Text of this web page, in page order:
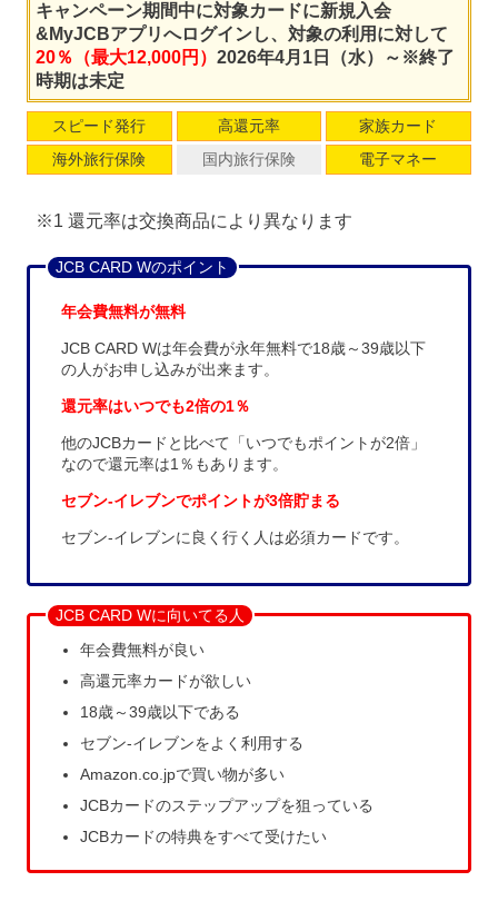
キャンペーン期間中に対象カードに新規入会
&MyJCBアプリへログインし、対象の利用に対して
20％（最大12,000円） 2026年4月1日（水）～※終了
時期は未定
スピード発行 高還元率
家族カード
海外旅行保険
国内旅行保険 電子マネー
※1 還元率は交換商品により異なります
JCB CARD Wのポイント
年会費無料が無料
JCB CARD Wは年会費が永年無料で18歳～39歳以下
の人がお申し込みが出来ます。
還元率はいつでも2倍の1％
他のJCBカードと比べて「いつでもポイントが2倍」
なので還元率は1％もあります。
セブン-イレブンでポイントが3倍貯まる
セブン-イレブンに良く行く人は必須カードです。
JCB CARD Wに向いてる人
年会費無料が良い
高還元率カードが欲しい
18歳～39歳以下である
セブン-イレブンをよく利用する
Amazon.co.jpで買い物が多い
JCBカードのステップアップを狙っている
JCBカードの特典をすべて受けたい